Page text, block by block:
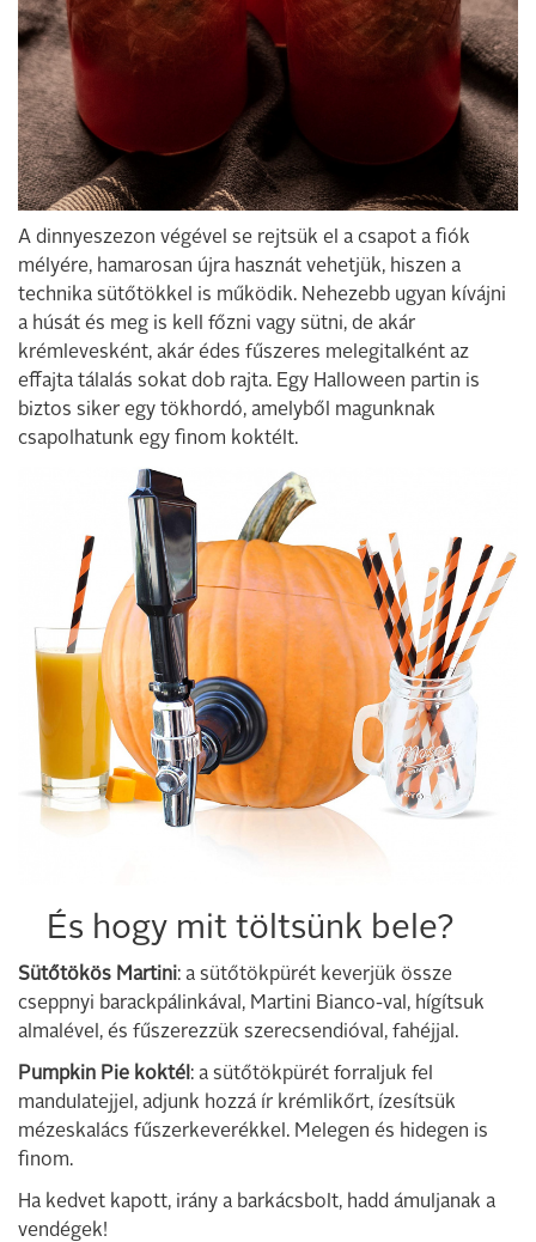
A dinnyeszezon végével se rejtsük el a csapot a fiók
mélyére, hamarosan újra hasznát vehetjük, hiszen a
technika sütőtökkel is működik. Nehezebb ugyan kívájni
a húsát és meg is kell főzni vagy sütni, de akár
krémlevesként, akár édes fűszeres melegitalként az
effajta tálalás sokat dob rajta. Egy Halloween partin is
biztos siker egy tökhordó, amelyből magunknak
csapolhatunk egy finom koktélt.
És hogy mit töltsünk bele?
Sütőtökös Martini: a sütőtökpürét keverjük össze
cseppnyi barackpálinkával, Martini Bianco-val, hígítsuk
almalével, és fűszerezzük szerecsendióval, fahéjjal.
Pumpkin Pie koktél : a sütőtökpürét forraljuk fel
mandulatejjel, adjunk hozzá ír krémlikőrt, ízesítsük
mézeskalács fűszerkeverékkel. Melegen és hidegen is
finom.
Ha kedvet kapott, irány a barkácsbolt, hadd ámuljanak a
vendégek!